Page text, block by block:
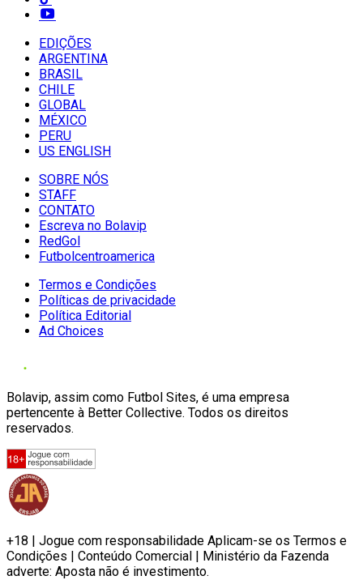
EDIÇÕES
ARGENTINA
BRASIL
CHILE
GLOBAL
MÉXICO
PERU
US ENGLISH
SOBRE NÓS
STAFF
CONTATO
Escreva no Bolavip
RedGol
Futbolcentroamerica
Termos e Condições
Políticas de privacidade
Política Editorial
Ad Choices
Bolavip, assim como Futbol Sites, é uma empresa
pertencente à Better Collective. Todos os direitos
reservados.
+18 | Jogue com responsabilidade Aplicam-se os Termos e
Condições | Conteúdo Comercial | Ministério da Fazenda
adverte: Aposta não é investimento.